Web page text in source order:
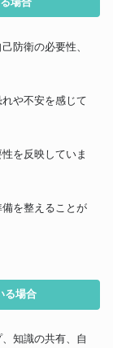
防衛の必要性、
や不安を感じて
を反映していま
を整えることが
る場合
知識の共有、自